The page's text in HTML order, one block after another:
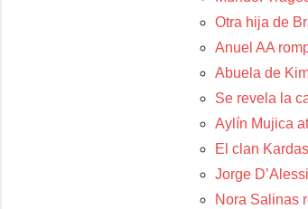
Otra hija de
Anuel AA
Abuela de
Se revela la
Aylín Mujica
El clan
Jorge
Nora Salinas